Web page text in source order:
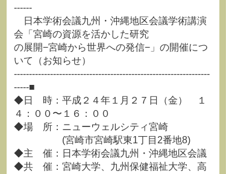
------
日本学術会議九州・沖縄地区会議学術講演
会「宮崎の資源を活かした研究
の展開−宮崎から世界への発信−」の開催につ
いて（お知らせ）
-----------------------------------------------------------------
-----■
◆日 時：平成２４年１月２７日（金） １
４：００〜１６：００
◆場 所：ニューウェルシティ宮崎
(宮崎市宮崎駅東1丁目2番地8)
◆主 催：日本学術会議九州・沖縄地区会議
◆共 催：宮崎大学、九州保健福祉大学、高